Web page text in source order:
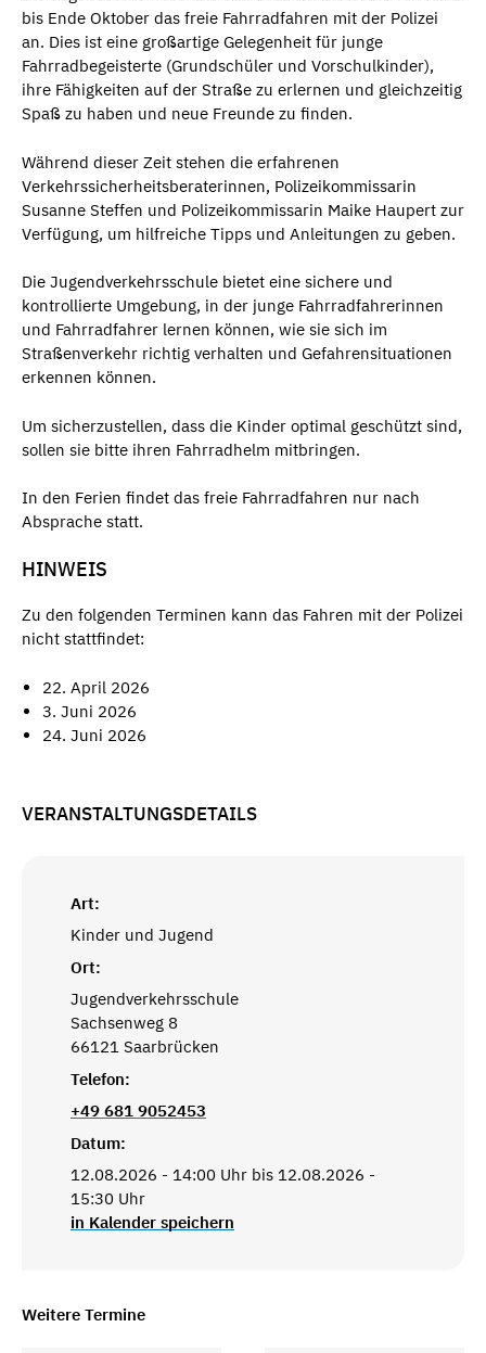
bis Ende Oktober das freie Fahrradfahren mit der Polizei
an. Dies ist eine großartige Gelegenheit für junge
Fahrradbegeisterte (Grundschüler und Vorschulkinder),
ihre Fähigkeiten auf der Straße zu erlernen und gleichzeitig
Spaß zu haben und neue Freunde zu finden.
Während dieser Zeit stehen die erfahrenen
Verkehrssicherheitsberaterinnen, Polizeikommissarin
Susanne Steffen und Polizeikommissarin Maike Haupert zur
Verfügung, um hilfreiche Tipps und Anleitungen zu geben.
Die Jugendverkehrsschule bietet eine sichere und
kontrollierte Umgebung, in der junge Fahrradfahrerinnen
und Fahrradfahrer lernen können, wie sie sich im
Straßenverkehr richtig verhalten und Gefahrensituationen
erkennen können.
Um sicherzustellen, dass die Kinder optimal geschützt sind,
sollen sie bitte ihren Fahrradhelm mitbringen.
In den Ferien findet das freie Fahrradfahren nur nach
Absprache statt.
HINWEIS
Zu den folgenden Terminen kann das Fahren mit der Polizei
nicht stattfindet:
22. April 2026
3. Juni 2026
24. Juni 2026
VERANSTALTUNGSDETAILS
Art:
Kinder und Jugend
Ort:
Jugendverkehrsschule
Sachsenweg 8
66121 Saarbrücken
Telefon:
+49 681 9052453
Datum:
12.08.2026 - 14:00 Uhr bis 12.08.2026 -
15:30 Uhr
in Kalender speichern
Weitere Termine